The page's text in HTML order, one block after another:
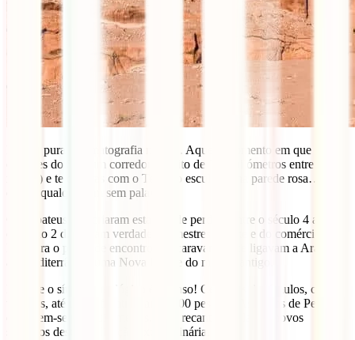
Petra é pura cinematografia natural. Aquele momento em que
emerges do Siq (um corredor estreito de 1,2 quilómetros entre
rochas) e te deparas com o Tesouro esculpido na parede rosa… é de
deixar qualquer um sem palavras.
Os nabateus que criaram esta cidade perdida entre o século 4 a.C. e
o século 2 d.C. eram verdadeiros mestres da arte e do comércio.
Petra era o ponto de encontro das caravanas que ligavam a Arábia
ao Mediterrâneo, uma Nova Iorque do mundo antigo.
E é que o sítio arqueológico é imenso! Centenas de túmulos, casas,
templos, até um anfiteatro para 3.000 pessoas. As ruínas de Petra
estendem-se por quilómetros, cada recanto revelando novos
segredos desta civilização extraordinária.